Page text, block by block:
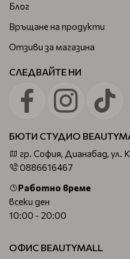
Блог
Връщане на продукти
Отзиви за магазина
СЛЕДВАЙТЕ НИ
БЮТИ СТУДИО
гр. София, Дианабад, ул.
0886616467
Работно време
всеки ден
10:00 - 20:00
ОФИС BEAUTYMALL